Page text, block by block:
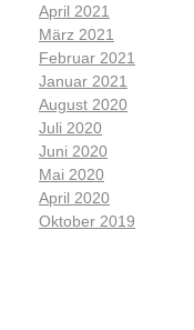
April 2021
März 2021
Februar 2021
Januar 2021
August 2020
Juli 2020
Juni 2020
Mai 2020
April 2020
Oktober 2019